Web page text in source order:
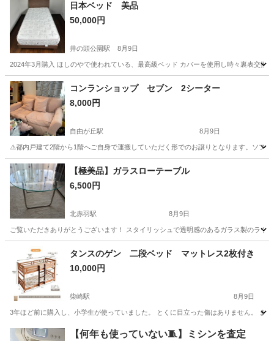
日本ベッド 美品
50,000円
井の頭公園駅 8月9日
2024年3月購入 ほしのやで使われている、最高級ベッド カバーを使用し時々裏表交
東京 三鷹市 井の頭公園駅 ベッド
コンランショップ セブン 2シーター
8,000円
自由が丘駅 8月9日
⚠️都内戸建て2階から1階へご自身で運搬していただく形でのお譲りとなります。ソフ
東京 目黒区 自由が丘駅 ソファ
【極美品】ガラスローテーブル
6,500円
北赤羽駅 8月9日
ご覧いただきありがとうございます！ スタイリッシュで透明感のあるガラス製のラ
テーブル
タンスのゲン 二段ベッド マットレス2枚付き
10,000円
柴崎駅 8月9日
3年ほど前に購入し、小学生が使っていました。 とくに目立った傷はありません。 ま
東京 調布市 柴崎駅 ベッド
【何年も使っていない🧵】ミシンを査定